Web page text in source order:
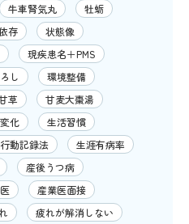
牛車腎気丸
牡蛎
存
状態像
現疾患名＋PMS
し
環境整備
草
甘麦大棗湯
化
生活習慣
動記録法
生涯有病率
産後うつ病
産業医面接
疲れが解消しない